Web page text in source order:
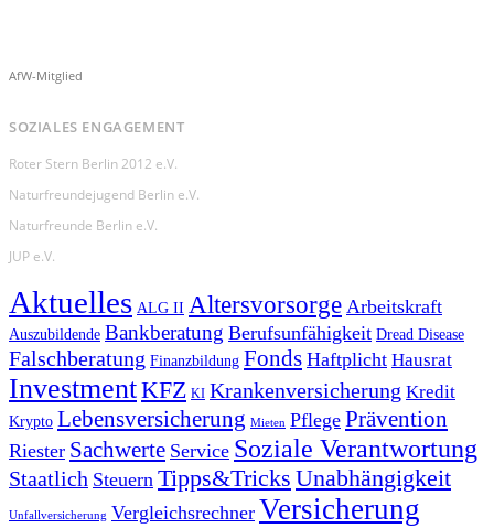
AfW-Mitglied
SOZIALES ENGAGEMENT
Roter Stern Berlin 2012 e.V.
Naturfreundejugend Berlin e.V.
Naturfreunde Berlin e.V.
JUP e.V.
Aktuelles ALG II Altersvorsorge Arbeitskraft
Auszubildende Bankberatung Berufsunfähigkeit Dread Disease
Falschberatung Finanzbildung Fonds Haftplicht Hausrat
InvestmentKFZ KI Krankenversicherung Kredit
Krypto Lebensversicherung Mieten Pflege Prävention
Riester Sachwerte Service Soziale Verantwortung
Staatlich Steuern Tipps&Tricks Unabhängigkeit
Unfallversicherung Vergleichsrechner Versicherung